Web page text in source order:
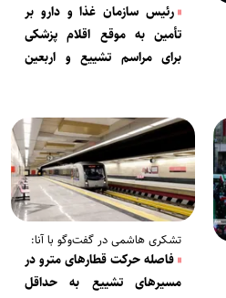
رئیس سازمان غذا و دارو بر
تأمین به موقع اقلام پزشکی
برای مراسم تشییع و اربعین
تشکری هاشمی در گفت‌وگو با آنا:
فاصله حرکت قطارهای مترو در
مسیرهای تشییع به حداقل